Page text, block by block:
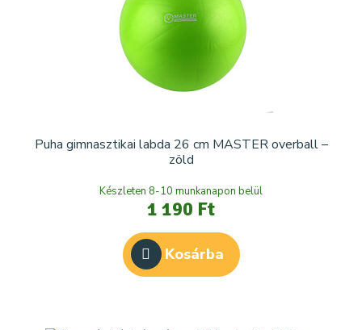
Puha gimnasztikai labda 26 cm MASTER overball –
zöld
Készleten 8-10 munkanapon belül
1 190 Ft
Kosárba